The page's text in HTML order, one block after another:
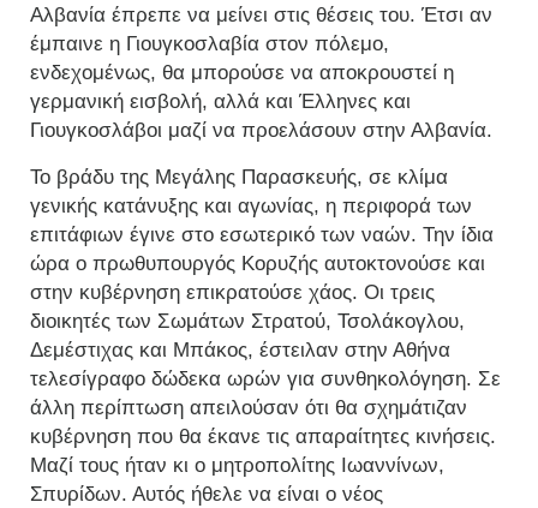
Αλβανία έπρεπε να μείνει στις θέσεις του. Έτσι αν
έμπαινε η Γιουγκοσλαβία στον πόλεμο,
ενδεχομένως, θα μπορούσε να αποκρουστεί η
γερμανική εισβολή, αλλά και Έλληνες και
Γιουγκοσλάβοι μαζί να προελάσουν στην Αλβανία.
Το βράδυ της Μεγάλης Παρασκευής, σε κλίμα
γενικής κατάνυξης και αγωνίας, η περιφορά των
επιτάφιων έγινε στο εσωτερικό των ναών. Την ίδια
ώρα ο πρωθυπουργός Κορυζής αυτοκτονούσε και
στην κυβέρνηση επικρατούσε χάος. Οι τρεις
διοικητές των Σωμάτων Στρατού, Τσολάκογλου,
Δεμέστιχας και Μπάκος, έστειλαν στην Αθήνα
τελεσίγραφο δώδεκα ωρών για συνθηκολόγηση. Σε
άλλη περίπτωση απειλούσαν ότι θα σχημάτιζαν
κυβέρνηση που θα έκανε τις απαραίτητες κινήσεις.
Μαζί τους ήταν κι ο μητροπολίτης Ιωαννίνων,
Σπυρίδων. Αυτός ήθελε να είναι ο νέος